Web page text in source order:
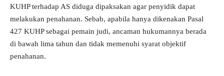
KUHP terhadap AS diduga dipaksakan agar penyidik dapat
melakukan penahanan. Sebab, apabila hanya dikenakan Pasal
427 KUHP sebagai pemain judi, ancaman hukumannya berada
di bawah lima tahun dan tidak memenuhi syarat objektif
penahanan.